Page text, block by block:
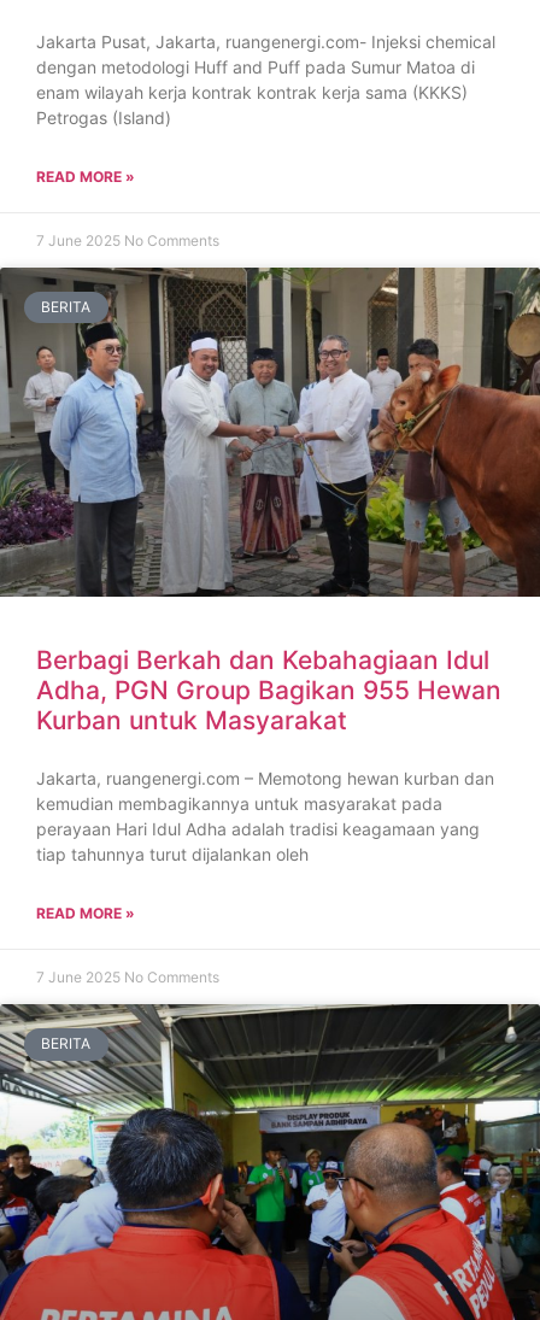
Jakarta Pusat, Jakarta, ruangenergi.com- Injeksi chemical
dengan metodologi Huff and Puff pada Sumur Matoa di
enam wilayah kerja kontrak kontrak kerja sama (KKKS)
Petrogas (Island)
READ MORE »
7 June 2025 No Comments
BERITA
Berbagi Berkah dan Kebahagiaan Idul
Adha, PGN Group Bagikan 955 Hewan
Kurban untuk Masyarakat
Jakarta, ruangenergi.com – Memotong hewan kurban dan
kemudian membagikannya untuk masyarakat pada
perayaan Hari Idul Adha adalah tradisi keagamaan yang
tiap tahunnya turut dijalankan oleh
READ MORE »
7 June 2025 No Comments
BERITA